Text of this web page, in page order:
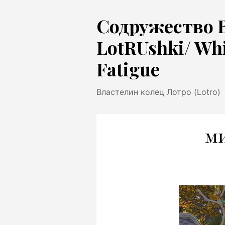
Содружество
LotRUshki/
Fatigue
Властелин колец Лотро (Lotro)